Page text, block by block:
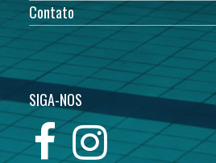
Contato
SIGA-NOS